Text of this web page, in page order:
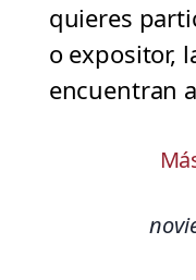
quieres
o expositor,
encuentran